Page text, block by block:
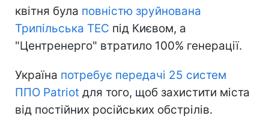
квітня була повністю зруйнована
Трипільська ТЕС під Києвом, а
"Центренерго" втратило 100% генерації.
Україна потребує передачі 25 систем
ППО Patriot для того, щоб захистити міста
від постійних російських обстрілів.